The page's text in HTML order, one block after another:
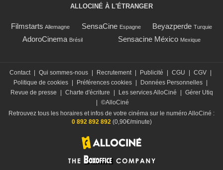
ALLOCINÉ À L'ÉTRANGER
Filmstarts Allemagne SensaCine Espagne Beyazperde Turquie
AdoroCinema Brésil Sensacine México Mexique
Contact Qui sommes-nous Recrutement Publicité CGU CGV
Politique de cookies
Préférences cookies Données Personnelles
Revue de presse
Charte d'écriture Les services AlloCiné
Gérer Utiq
©AlloCiné
Retrouvez tous les horaires et infos de votre cinéma sur le numéro AlloCiné :
0 892 892 892(0,90€/minute)